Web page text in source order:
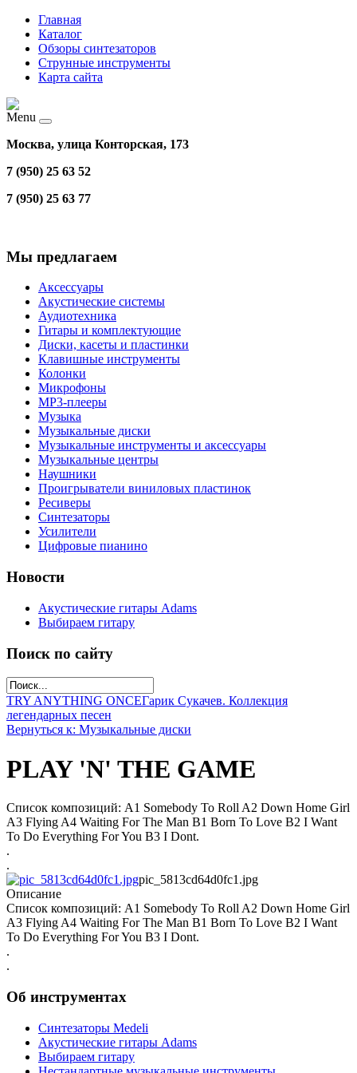
Главная
Каталог
Обзоры синтезаторов
Струнные инструменты
Карта сайта
Menu
Москва, улица Конторская, 173
7 (950) 25 63 52
7 (950) 25 63 77
Мы предлагаем
Аксессуары
Акустические системы
Аудиотехника
Гитары и комплектующие
Диски, касеты и пластинки
Клавишные инструменты
Колонки
Микрофоны
МР3-плееры
Музыка
Музыкальные диски
Музыкальные инструменты и аксессуары
Музыкальные центры
Наушники
Проигрыватели виниловых пластинок
Ресиверы
Синтезаторы
Усилители
Цифровые пианино
Новости
Акустические гитары Adams
Выбираем гитару
Поиск по сайту
TRY ANYTHING ONCEГарик Сукачев. Коллекция
легендарных песен
Вернуться к: Музыкальные диски
PLAY 'N' THE GAME
Список композиций: A1 Somebody To Roll A2 Down Home Girl
A3 Flying A4 Waiting For The Man B1 Born To Love B2 I Want
To Do Everything For You B3 I Dont.
.
.
pic_5813cd64d0fc1.jpg
Описание
Список композиций: A1 Somebody To Roll A2 Down Home Girl
A3 Flying A4 Waiting For The Man B1 Born To Love B2 I Want
To Do Everything For You B3 I Dont.
.
.
Об инструментах
Синтезаторы Мedeli
Акустические гитары Adams
Выбираем гитару